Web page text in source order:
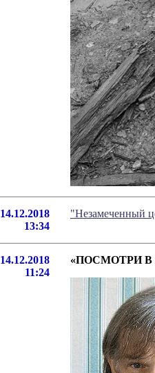
14.12.2018
13:34
"Незамеченный
14.12.2018
11:24
«ПОСМОТРИ В